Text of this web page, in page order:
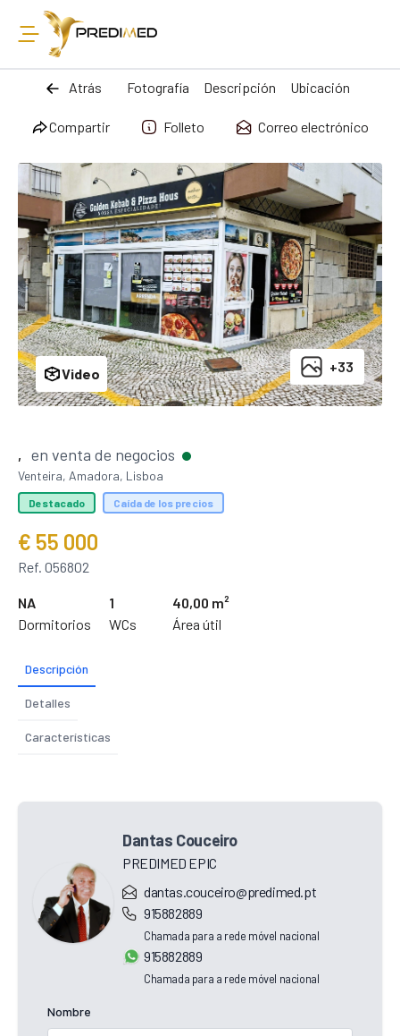
Atrás Fotografía Descripción Ubicación
Compartir Folleto Correo electrónico
+33
Video
, en venta de negocios
Venteira, Amadora, Lisboa
Destacado Caída de los precios
€ 55 000
Ref. 056802
NA
Dormitorios
1
WCs
40,00 m²
Área útil
Descripción
Detalles
Características
Dantas Couceiro
PREDIMED EPIC
dantas.couceiro@predimed.pt
915882889
Chamada para a rede móvel nacional
915882889
Chamada para a rede móvel nacional
Nombre